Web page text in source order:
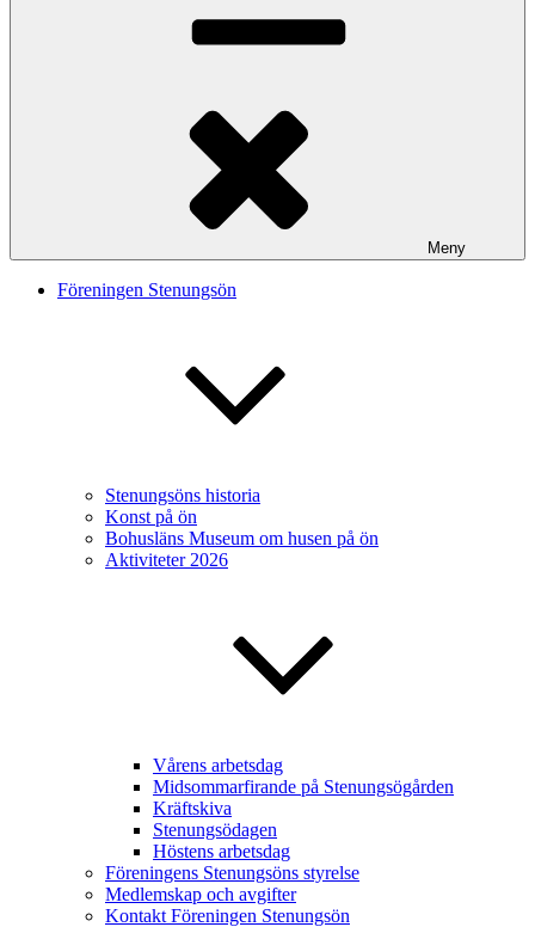
Meny
Föreningen Stenungsön
Stenungsöns historia
Konst på ön
Bohusläns Museum om husen på ön
Aktiviteter 2026
Vårens arbetsdag
Midsommarfirande på Stenungsögården
Kräftskiva
Stenungsödagen
Höstens arbetsdag
Föreningens Stenungsöns styrelse
Medlemskap och avgifter
Kontakt Föreningen Stenungsön